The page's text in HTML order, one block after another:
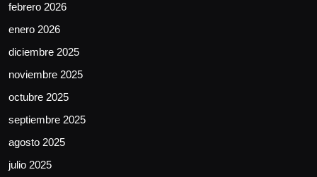
febrero 2026
enero 2026
diciembre 2025
noviembre 2025
octubre 2025
septiembre 2025
agosto 2025
julio 2025